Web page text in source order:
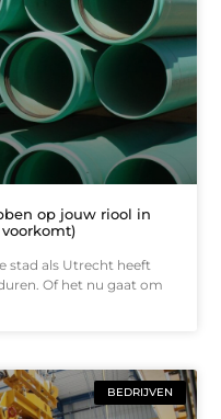
op jouw riool in
stad als Utrecht heeft
Of het nu gaat om
BEDRIJVEN